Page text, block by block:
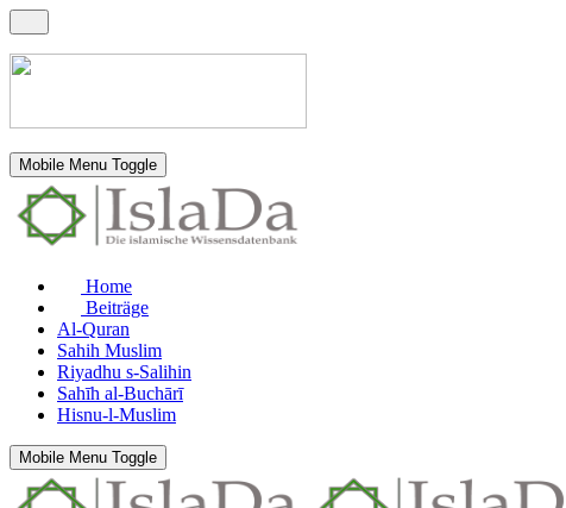
Mobile Menu Toggle
Home
Beiträge
Al-Quran
Sahih Muslim
Riyadhu s-Salihin
Sahīh al-Buchārī
Hisnu-l-Muslim
Mobile Menu Toggle